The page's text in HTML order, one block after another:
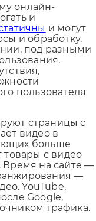
онлайн-
и
и могут
и обработку.
под разными
пользователя
страницы с
видео в
больше
товары с видео
Время на сайте —
—
YouTube,
Google,
трафика.